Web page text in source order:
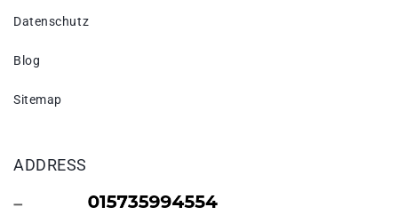
Datenschutz
Blog
Sitemap
ADDRESS